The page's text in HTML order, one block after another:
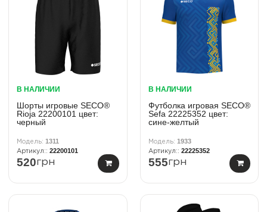
В НАЛИЧИИ
Шорты игровые SECO®
Rioja 22200101 цвет:
черный
1311
22200101
520грн
В НАЛИЧИИ
Футболка игровая SECO®
Sefa 22225352 цвет:
сине-желтый
1933
22225352
555грн